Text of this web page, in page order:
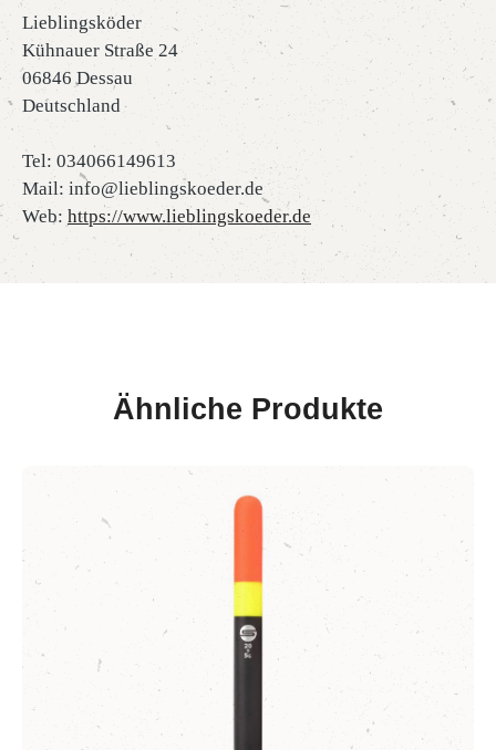
Lieblingsköder
Kühnauer Straße 24
06846 Dessau
Deutschland
Tel: 034066149613
Mail: info@lieblingskoeder.de
Web: https://www.lieblingskoeder.de
Ähnliche Produkte
Produktgalerie überspringen